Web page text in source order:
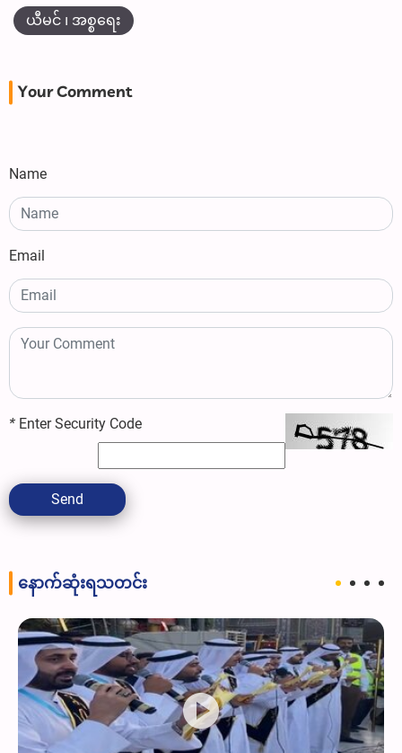
ယီမင် ၊ အစ္စရေး
Your Comment
Name
Email
* Enter Security Code
Send
နောက်ဆုံးရသတင်း